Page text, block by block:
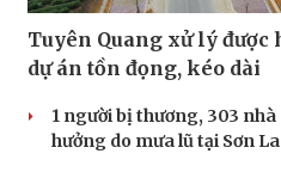
Tuyên Quang xử lý được
dự án tồn đọng, kéo dài
1 người bị thương, 303
hưởng do mưa lũ tại Sơn La